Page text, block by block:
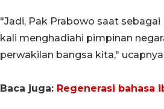
"Jadi, Pak Prabowo saat
kali menghadiahi pimpinan
perwakilan bangsa kita,"
Baca juga: Regenerasi bahasa